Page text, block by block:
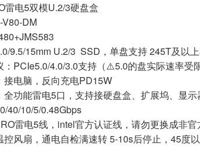
雷电5双模U.2/3硬盘盒
DM
9.5/15mm U.2/3 SSD，单盘支持 245T及以
：PCIe5.0/4.0/3.0支持（⚠️5.0的盘实际速率受
接电脑，反向充电PD15W
全功能雷电5口，支持接硬盘盒、扩展坞、显
40/10/5/0.48Gbps
雷电5线，intel官方认证线，请勿更换成非
控风扇，通电自检满速转 5-10s后停止，45度